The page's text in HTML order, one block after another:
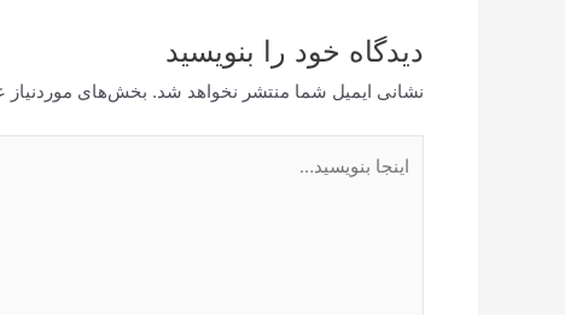
دیدگاه‌ خود را بنویسید
نشانی ایمیل شما منتشر نخواهد شد. بخش‌های موردنیاز
بنویسید…